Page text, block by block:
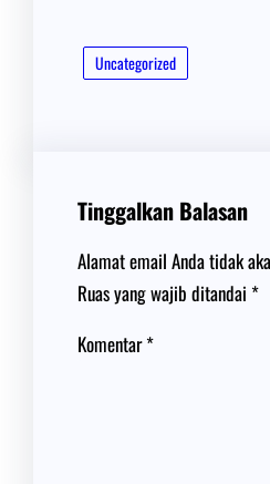
Uncategorized
Tinggalkan Balasan
Alamat email Anda tidak
Ruas yang wajib ditandai *
Komentar*